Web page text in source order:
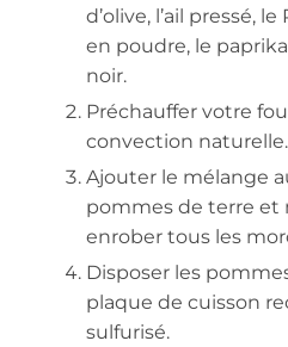
d’olive, l’ail pressé,
en poudre, le
noir.
Préchauffer votre
convection naturelle.
Ajouter le mélange
pommes de terre et
enrober tous les
Disposer les
plaque de cuisson
sulfurisé.